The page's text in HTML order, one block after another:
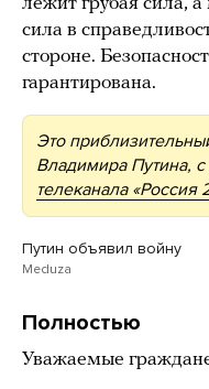
сила в
стороне.
гарантирована.
Это
Владимира Путина,
телеканала «Россия
Путин объявил войну
Meduza
Полностью
Уважаемые